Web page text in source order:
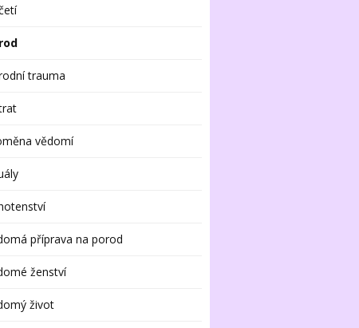
trauma
vědomí
příprava na porod
ženství
život